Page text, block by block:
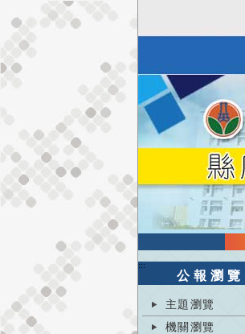
:::
公報瀏覽
主題瀏覽
機關瀏覽